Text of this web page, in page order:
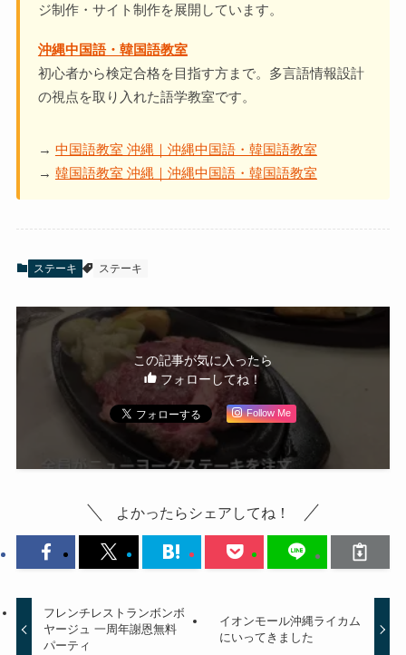
ジ制作・サイト制作を展開しています。
沖縄中国語・韓国語教室
初心者から検定合格を目指す方まで。多言語情報設計
の視点を取り入れた語学教室です。
→ 中国語教室 沖縄｜沖縄中国語・韓国語教室
→ 韓国語教室 沖縄｜沖縄中国語・韓国語教室
ステーキ ステーキ
この記事が気に入ったら
フォローしてね！
Follow Me
よかったらシェアしてね！
フレンチレストランボンボ
ヤージュ 一周年謝恩無料
パーティ
イオンモール沖縄ライカム
にいってきました